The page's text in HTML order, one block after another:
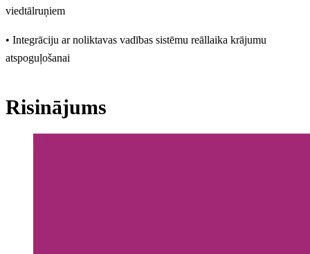
viedtālruņiem
• Integrāciju ar noliktavas vadības sistēmu reāllaika krājumu
atspoguļošanai
Risinājums